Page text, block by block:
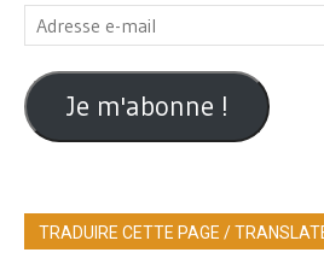
Adresse
e-
mail
Je m'abonne !
TRADUIRE CETTE PAGE /